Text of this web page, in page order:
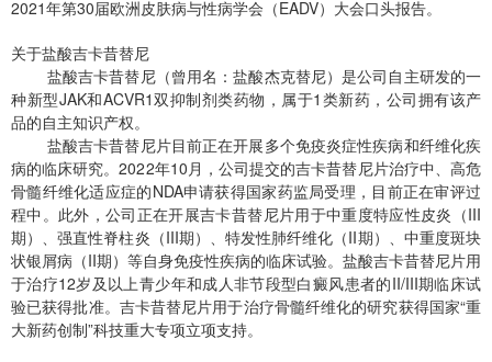
2021年第30届欧洲皮肤病与性病学会（EADV）大会口头报告。
关于盐酸吉卡昔替尼
盐酸吉卡昔替尼（曾用名：盐酸杰克替尼）是公司自主研发的一
种新型JAK和ACVR1双抑制剂类药物，属于1类新药，公司拥有该产
品的自主知识产权。
盐酸吉卡昔替尼片目前正在开展多个免疫炎症性疾病和纤维化疾
病的临床研究。2022年10月，公司提交的吉卡昔替尼片治疗中、高危
骨髓纤维化适应症的NDA申请获得国家药监局受理，目前正在审评过
程中。此外，公司正在开展吉卡昔替尼片用于中重度特应性皮炎（III
期）、强直性脊柱炎（III期）、特发性肺纤维化（II期）、中重度斑块
状银屑病（II期）等自身免疫性疾病的临床试验。盐酸吉卡昔替尼片用
于治疗12岁及以上青少年和成人非节段型白癜风患者的II/III期临床试
验已获得批准。吉卡昔替尼片用于治疗骨髓纤维化的研究获得国家“重
大新药创制”科技重大专项立项支持。